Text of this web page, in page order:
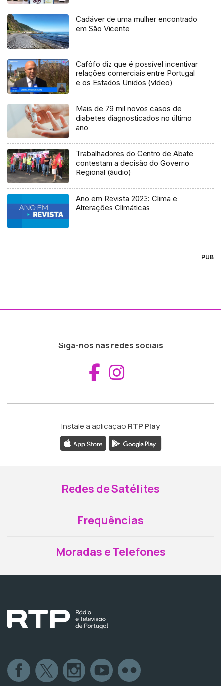
Cadáver de uma mulher encontrado
em São Vicente
Cafôfo diz que é possível incentivar
relações comerciais entre Portugal
e os Estados Unidos (vídeo)
Mais de 79 mil novos casos de
diabetes diagnosticados no último
ano
Trabalhadores do Centro de Abate
contestam a decisão do Governo
Regional (áudio)
Ano em Revista 2023: Clima e
Alterações Climáticas
PUB
Siga-nos nas redes sociais
Aceder ao
Instale a aplicação RTP Play
Redes de Satélites
Frequências
Moradas e Telefones